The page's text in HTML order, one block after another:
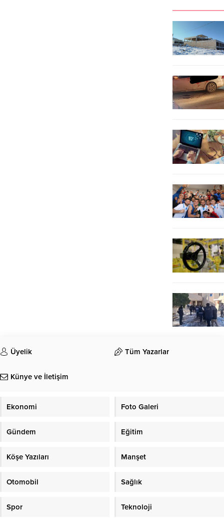
Üyelik Tüm Yazarlar
Künye ve İletişim
Ekonomi Foto Galeri
Gündem Eğitim
Köşe Yazıları Manşet
Otomobil Sağlık
Spor Teknoloji